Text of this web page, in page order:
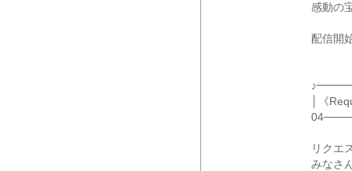
感動の
配信開
│《
リクエ
みなさ